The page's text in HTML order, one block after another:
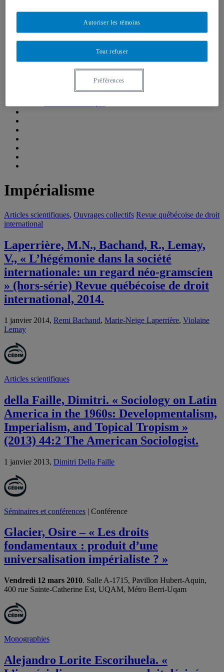
Formations, simulations et Écoles d’été
Centre de réflexion de l’IEIM
Récentes réalisations
Fellows de l’IEIM
Partenaires
Impérialisme
Articles scientifiques, Ouvrages collectifs Revue québécoise de droit
international
Laperrière, M.N., Bachand, R., Lemay,
V., « L’hégémonie dans la société
internationale: un regard néo-gramscien
» (hors-série) Revue québécoise de droit
international, 2014.
1 janvier 2014, Remi Bachand, Marie-Neige Laperrière, Violaine
Lemay
Articles scientifiques
della Faille, Dimitri. « Sociology on Latin
America in the 1960s: Developmentalism,
Imperialism, and Topical Tropism »
(2013) 44:2 The American Sociologist.
1 janvier 2013, Dimitri Della Faille
Séminaires et conférences | Conférence
Glacier, Osire – « Les droits
fondamentaux : produit d’une
universalisation impérialiste ? »
Vendredi 12 mars 2010. Salle A-1715, Pavillon Hubert-Aquin,
400 rue Sainte-Catherine Est, UQAM, Métro Berri-Uqam
Monographies
Alejandro Lorite Escorihuela. «
Tout refuser
Autoriser les témoins
Préférences